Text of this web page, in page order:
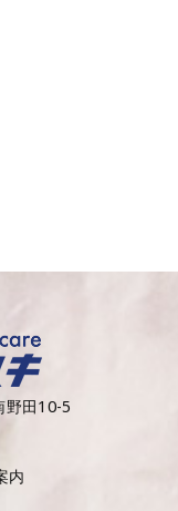
野田10-5
内